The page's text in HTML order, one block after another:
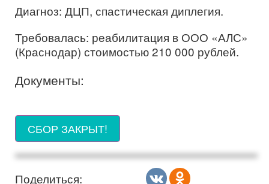
Диагноз: ДЦП, спастическая диплегия.
Требовалась: реабилитация в ООО «АЛС»
(Краснодар) стоимостью 210 000 рублей.
Документы:
СБОР ЗАКРЫТ!
Поделиться: